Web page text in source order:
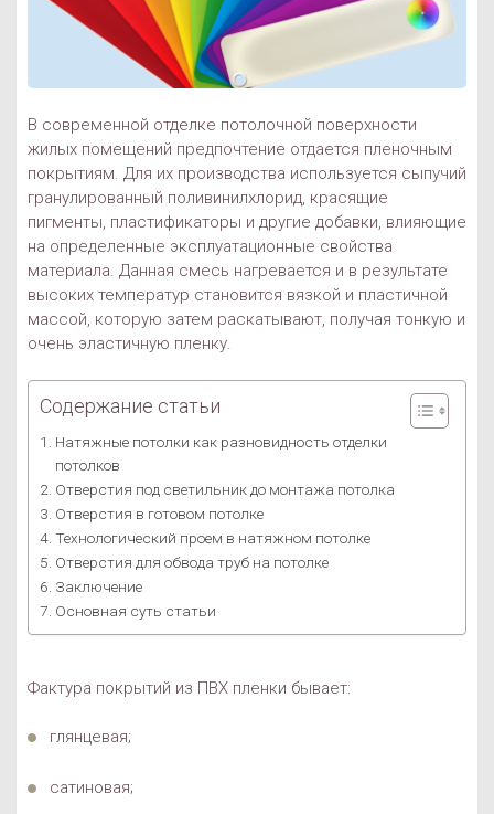
В современной отделке потолочной поверхности
жилых помещений предпочтение отдается пленочным
покрытиям. Для их производства используется сыпучий
гранулированный поливинилхлорид, красящие
пигменты, пластификаторы и другие добавки, влияющие
на определенные эксплуатационные свойства
материала. Данная смесь нагревается и в результате
высоких температур становится вязкой и пластичной
массой, которую затем раскатывают, получая тонкую и
очень эластичную пленку.
Содержание статьи
Натяжные потолки как разновидность отделки
потолков
Отверстия под светильник до монтажа потолка
Отверстия в готовом потолке
Технологический проем в натяжном потолке
Отверстия для обвода труб на потолке
Заключение
Основная суть статьи
Фактура покрытий из ПВХ пленки бывает:
глянцевая;
сатиновая;